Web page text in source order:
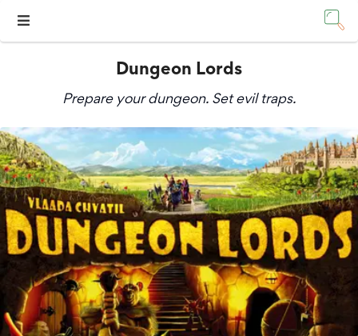
Dungeon Lords
Prepare your dungeon. Set evil traps.